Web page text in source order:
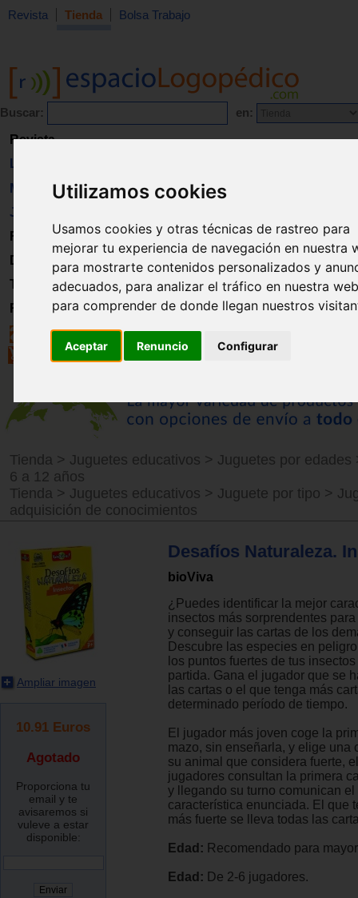
Utilizamos cookies
Usamos cookies y otras técnicas de rastreo para
mejorar tu experiencia de navegación en nuestra
para mostrarte contenidos personalizados y
adecuados, para analizar el tráfico en nuestra
para comprender de donde llegan nuestros
Aceptar Renuncio Configurar
Revista Tienda Bolsa Trabajo
Buscar: en:
Revista
Libros
Material
Juguetes
Formación
Directorio
Trabajo
Registro
Tienda > Juguetes educativos > Juguetes por edades
6 a 12 años
Tienda > Juguetes educativos > Juguete por tipo >
adquisición de conocimientos
Ampliar imagen
10.91 Euros
Agotado
Proporciona tu
email y te
avisaremos si
vuleve a estar
disponible:
Desafíos Naturaleza.
bioViva
¿Puedes identificar la mejor
insectos más sorprendentes
y conseguir las cartas de los
Descubre las especies en
los puntos fuertes de tus
partida. Gana el jugador que se
las cartas o el que tenga más
determinado período de tiempo.
El jugador más joven coge la
mazo, sin enseñarla, y elige una
su animal que considera fuerte,
jugadores consultan la primera
y llegando su turno comunican
característica enunciada. El que
más fuerte se lleva todas las
Edad: Recomendado para
Edad: De 2-6 jugadores.